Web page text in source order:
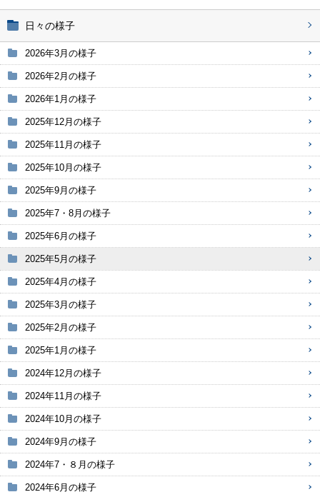
日々の様子
2026年3月の様子
2026年2月の様子
2026年1月の様子
2025年12月の様子
2025年11月の様子
2025年10月の様子
2025年9月の様子
2025年7・8月の様子
2025年6月の様子
2025年5月の様子
2025年4月の様子
2025年3月の様子
2025年2月の様子
2025年1月の様子
2024年12月の様子
2024年11月の様子
2024年10月の様子
2024年9月の様子
2024年7・８月の様子
2024年6月の様子